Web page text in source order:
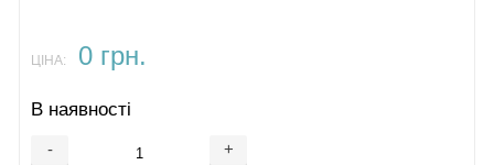
ЦІНА: 0 грн.
В наявності
- +